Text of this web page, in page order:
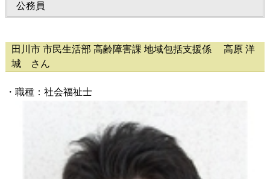
公務員
田川市 市民生活部 高齢障害課 地域包括支援係 高原 洋
城 さん
・職種：社会福祉士